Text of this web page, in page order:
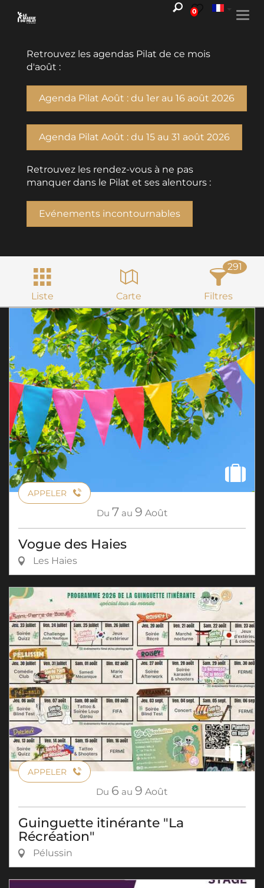
0
Retrouvez les agendas Pilat de ce mois
d'août :
Agenda Pilat Août : du 1er au 16 août 2026
Agenda Pilat Août : du 15 au 31 août 2026
Retrouvez les rendez-vous à ne pas
manquer dans le Pilat et ses alentours :
Evénements incontournables
Liste Carte Filtres
291
APPELER
Du 7 au 9 Août
Vogue des Haies
Les Haies
APPELER
Du 6 au 9 Août
Guinguette itinérante "La
Récréation"
Pélussin